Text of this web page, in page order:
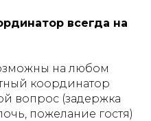
всегда на
на любом
координатор
вопрос (задержка
пожелание гостя)